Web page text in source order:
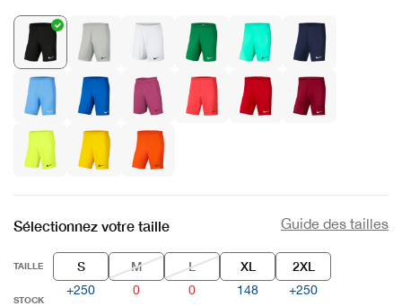
Sélectionnez votre taille Guide des tailles
TAILLE
STOCK
S
+250
M
0
L
0
XL
148
2XL
+250